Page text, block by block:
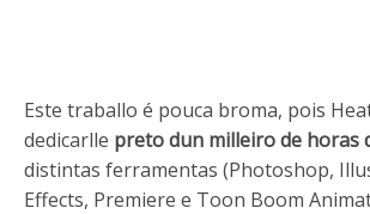
Este traballo é pouca broma, pois
dedicarlle preto dun milleiro de horas
distintas ferramentas (Photoshop,
Effects, Premiere e Toon Boom